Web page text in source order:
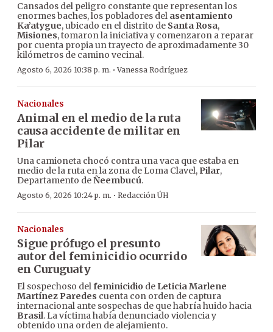
Cansados del peligro constante que representan los
enormes baches, los pobladores del asentamiento
Ka’atygue, ubicado en el distrito de Santa Rosa,
Misiones, tomaron la iniciativa y comenzaron a reparar
por cuenta propia un trayecto de aproximadamente 30
kilómetros de camino vecinal.
Agosto 6, 2026 10:38 p. m. ·Vanessa Rodríguez
Nacionales
Animal en el medio de la ruta
causa accidente de militar en
Pilar
Una camioneta chocó contra una vaca que estaba en
medio de la ruta en la zona de Loma Clavel, Pilar,
Departamento deÑeembucú.
Agosto 6, 2026 10:24 p. m. · Redacción ÚH
Nacionales
Sigue prófugo el presunto
autor del feminicidio ocurrido
en Curuguaty
El sospechoso delfeminicidio de Leticia Marlene
Martínez Paredes cuenta con orden de captura
internacional ante sospechas de que habría huido hacia
Brasil. La víctima había denunciado violencia y
obtenido una orden de alejamiento.